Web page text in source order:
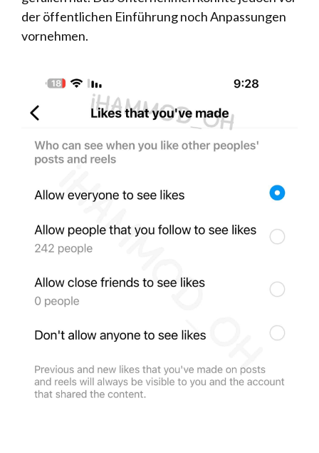
der öffentlichen Einführung noch Anpassungen
vornehmen.